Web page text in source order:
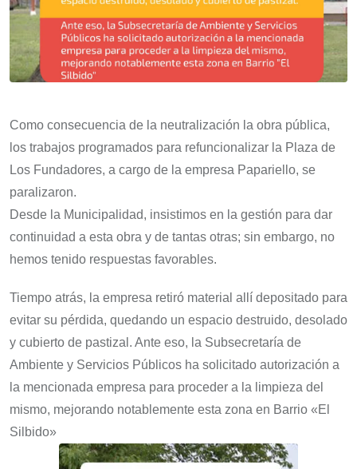
Como consecuencia de la neutralización la obra pública,
los trabajos programados para refuncionalizar la Plaza de
Los Fundadores, a cargo de la empresa Papariello, se
paralizaron.
Desde la Municipalidad, insistimos en la gestión para dar
continuidad a esta obra y de tantas otras; sin embargo, no
hemos tenido respuestas favorables.
Tiempo atrás, la empresa retiró material allí depositado para
evitar su pérdida, quedando un espacio destruido, desolado
y cubierto de pastizal. Ante eso, la Subsecretaría de
Ambiente y Servicios Públicos ha solicitado autorización a
la mencionada empresa para proceder a la limpieza del
mismo, mejorando notablemente esta zona en Barrio «El
Silbido»